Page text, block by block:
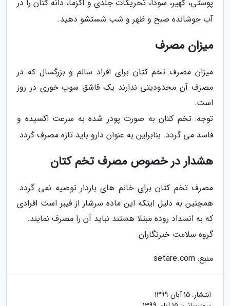
پوستی، کهیر، سودا، تحریکات جلدی و اگزما، دانه کتان را در
آب جوشانده صبح و ظهر و شب شستشو دهید.
میزان مصرف
میزان مصرف تخم کتان برای افراد سالم و بزرگسال که در
مصرف آن محدودیتی ندارند یک قاشق سوپ خوری در روز
است.
توجه: تخم کتان به صورت پودر شده به سرعت اکسیده و
فاسد می گردد. بنابراین به عنوان دارو باید تازه مصرف گردد.
هشدار در خصوص مصرف تخم کتان
مصرف تخم کتان برای خانم های باردار توصیه نمی گردد.
همچنین به دلیل اینکه این ماده سرشار از فیبر است افرادی
که به انسداد روده مبتلا هستند نباید آن را مصرف نمایند.
گروه سلامت خبرنگاران
منبع: setare.com
انتشار: 15 آبان 1399